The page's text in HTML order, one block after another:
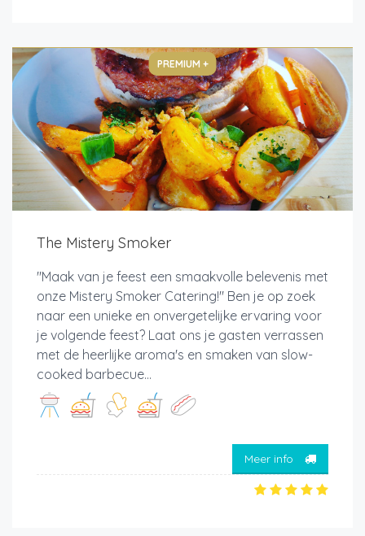
PREMIUM +
The Mistery Smoker
"Maak van je feest een smaakvolle belevenis met
onze Mistery Smoker Catering!" Ben je op zoek
naar een unieke en onvergetelijke ervaring voor
je volgende feest? Laat ons je gasten verrassen
met de heerlijke aroma's en smaken van slow-
cooked barbecue...
Meer info